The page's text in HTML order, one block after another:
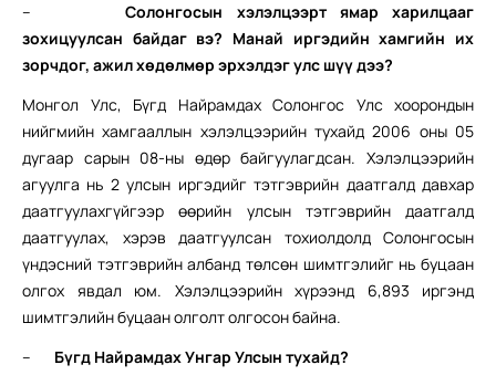
–Солонгосын хэлэлцээрт ямар харилцааг
зохицуулсан байдаг вэ? Манай иргэдийн хамгийн их
зорчдог, ажил хөдөлмөр эрхэлдэг улс шүү дээ?
Монгол Улс, Бүгд Найрамдах Солонгос Улс хоорондын
нийгмийн хамгааллын хэлэлцээрийн тухайд 2006 оны 05
дугаар сарын 08-ны өдөр байгуулагдсан. Хэлэлцээрийн
агуулга нь 2 улсын иргэдийг тэтгэврийн даатгалд давхар
даатгуулахгүйгээр өөрийн улсын тэтгэврийн даатгалд
даатгуулах, хэрэв даатгуулсан тохиолдолд Солонгосын
үндэсний тэтгэврийн албанд төлсөн шимтгэлийг нь буцаан
олгох явдал юм. Хэлэлцээрийн хүрээнд 6,893 иргэнд
шимтгэлийн буцаан олголт олгосон байна.
– Бүгд Найрамдах Унгар Улсын тухайд?